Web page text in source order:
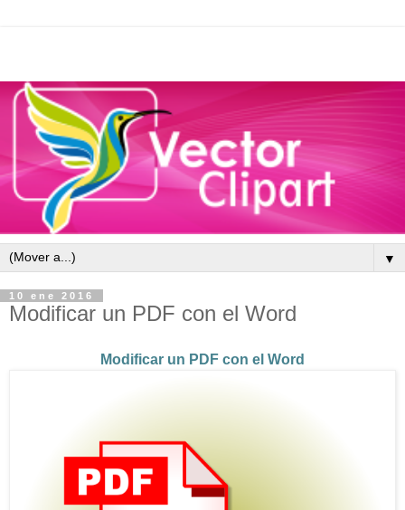
▼
10 ene 2016
Modificar un PDF con el Word
Modificar un PDF con el Word